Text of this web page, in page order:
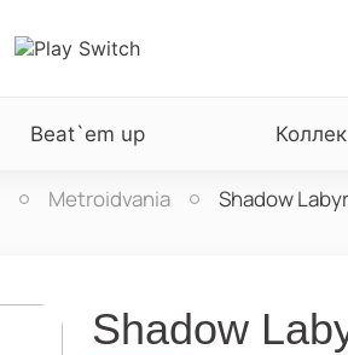
Beat`em up
Metroidvania Shadow
Shadow